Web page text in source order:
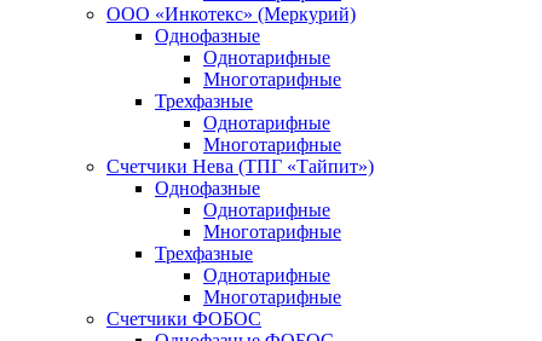
ООО «Инкотекс» (Меркурий)
Однофазные
Однотарифные
Многотарифные
Трехфазные
Однотарифные
Многотарифные
Счетчики Нева (ТПГ «Тайпит»)
Однофазные
Однотарифные
Многотарифные
Трехфазные
Однотарифные
Многотарифные
Счетчики ФОБОС